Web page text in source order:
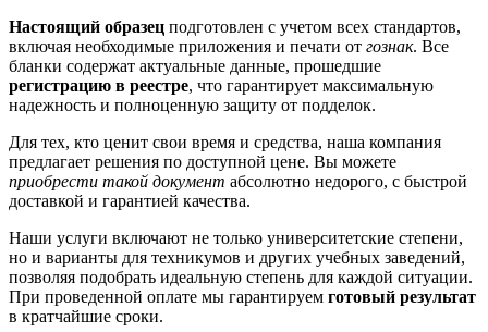
Настоящий образец подготовлен с учетом всех стандартов,
включая необходимые приложения и печати от гознак. Все
бланки содержат актуальные данные, прошедшие
регистрацию в реестре, что гарантирует максимальную
надежность и полноценную защиту от подделок.
Для тех, кто ценит свои время и средства, наша компания
предлагает решения по доступной цене. Вы можете
приобрести такой документ абсолютно недорого, с быстрой
доставкой и гарантией качества.
Наши услуги включают не только университетские степени,
но и варианты для техникумов и других учебных заведений,
позволяя подобрать идеальную степень для каждой ситуации.
При проведенной оплате мы гарантируем готовый результат
в кратчайшие сроки.